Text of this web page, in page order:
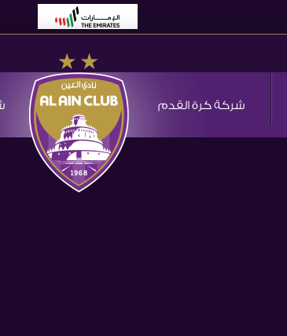
شركة كرة القدم